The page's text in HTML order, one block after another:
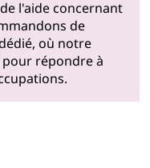
l'aide concernant
de
où notre
répondre à